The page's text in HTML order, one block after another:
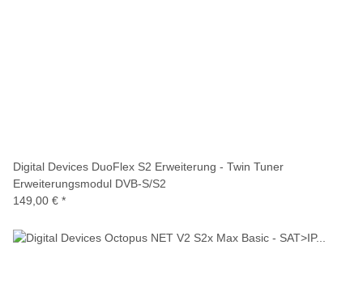
Digital Devices DuoFlex S2 Erweiterung - Twin Tuner
Erweiterungsmodul DVB-S/S2
149,00 € *